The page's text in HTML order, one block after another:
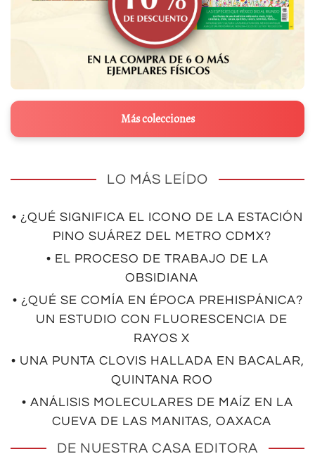
Más colecciones
LO MÁS LEÍDO
• ¿QUÉ SIGNIFICA EL ICONO DE LA ESTACIÓN
PINO SUÁREZ DEL METRO CDMX?
• EL PROCESO DE TRABAJO DE LA
OBSIDIANA
• ¿QUÉ SE COMÍA EN ÉPOCA PREHISPÁNICA?
UN ESTUDIO CON FLUORESCENCIA DE
RAYOS X
• UNA PUNTA CLOVIS HALLADA EN BACALAR,
QUINTANA ROO
• ANÁLISIS MOLECULARES DE MAÍZ EN LA
CUEVA DE LAS MANITAS, OAXACA
DE NUESTRA CASA EDITORA